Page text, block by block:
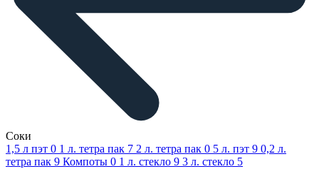
Соки
1,5 л пэт 0 1 л. тетра пак 7 2 л. тетра пак 0 5 л. пэт 9 0,2 л.
тетра пак 9 Компоты 0 1 л. стекло 9 3 л. стекло 5